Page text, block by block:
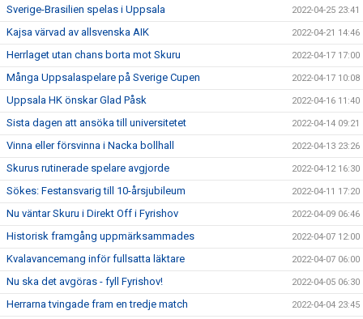
Sverige-Brasilien spelas i Uppsala 2022-04-25 23:41
Kajsa värvad av allsvenska AIK 2022-04-21 14:46
Herrlaget utan chans borta mot Skuru 2022-04-17 17:00
Många Uppsalaspelare på Sverige Cupen 2022-04-17 10:08
Uppsala HK önskar Glad Påsk 2022-04-16 11:40
Sista dagen att ansöka till universitetet 2022-04-14 09:21
Vinna eller försvinna i Nacka bollhall 2022-04-13 23:26
Skurus rutinerade spelare avgjorde 2022-04-12 16:30
Sökes: Festansvarig till 10-årsjubileum 2022-04-11 17:20
Nu väntar Skuru i Direkt Off i Fyrishov 2022-04-09 06:46
Historisk framgång uppmärksammades 2022-04-07 12:00
Kvalavancemang inför fullsatta läktare 2022-04-07 06:00
Nu ska det avgöras - fyll Fyrishov! 2022-04-05 06:30
Herrarna tvingade fram en tredje match 2022-04-04 23:45